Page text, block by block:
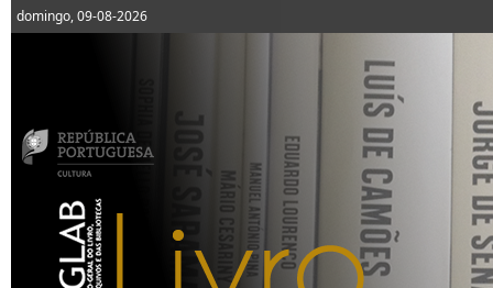
domingo, 09-08-2026